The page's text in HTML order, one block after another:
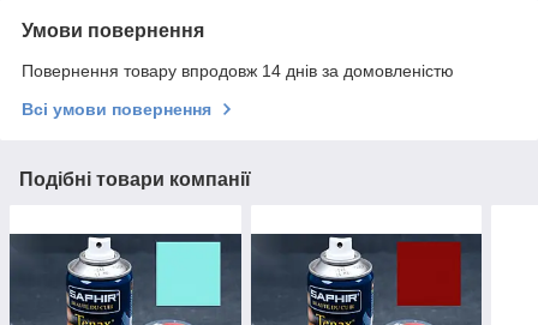
Умови повернення
Повернення товару впродовж 14 днів за домовленістю
Всі умови повернення
Подібні товари компанії